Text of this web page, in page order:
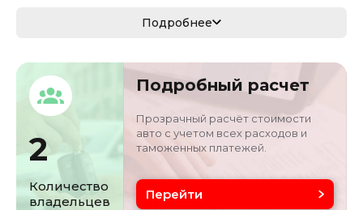
кроссовер/
VIN
LFV3B2FYXN305829
Объём двигателя
Цвет
черный б/у
Подробнее
2
Количество
владельцев
Подробный расчет
Прозрачный расчёт стоимости
авто с учетом всех расходов и
таможенных платежей.
Перейти